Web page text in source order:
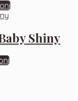
Shiny